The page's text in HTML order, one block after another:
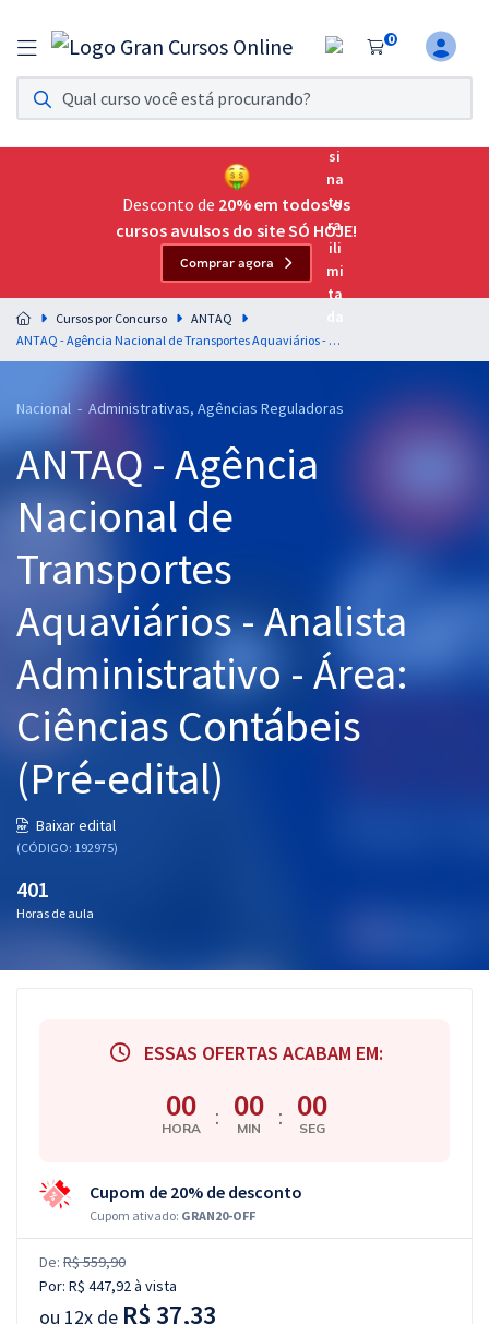
0
Assinatura Ilimitada 11
Acesso a todos os cursos. Teste grátis por 7 dias!
Assinatura OAB Até Passar
Acesso ilimitado a toda preparação para o Exame da
Residências Multiprofissionais
Preparação completa e intensiva para as principais
residências em saúde do Brasil
Cursos 20% OFF
Pós
Graduação
OAB
Mentorias
Questões grátis
Conteúdo gratuito
Blog
Aprovados
Desconto de 20% em todos os
cursos avulsos do site SÓ HOJE!
Comprar agora
Cursos por Concurso
ANTAQ
ANTAQ - Agência Nacional de Transportes Aquaviários - Analista Administrativo - Área: Ciências Contábeis (Pré-edital)
Nacional - Administrativas, Agências Reguladoras
ANTAQ - Agência
Nacional de
Transportes
Aquaviários - Analista
Administrativo - Área:
Ciências Contábeis
(Pré-edital)
Baixar edital
(CÓDIGO: 192975)
401
Horas de aula
ESSAS OFERTAS ACABAM EM:
00
HORA : 00
MIN : 00
SEG
Cupom de 20% de desconto
Cupom ativado: GRAN20-OFF
De: R$ 559,90
Por: R$ 447,92à vista
ou 12x de R$ 37,33